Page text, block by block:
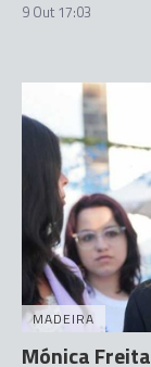
9 Out 17:03
MADEIRA
Mónica